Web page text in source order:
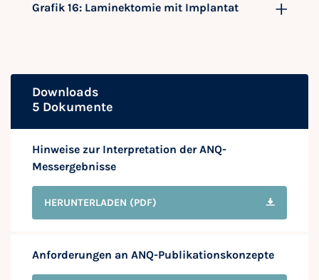
Grafik 16: Laminektomie mit Implantat
Downloads
5 Dokumente
Hinweise zur Interpretation der ANQ-
Messergebnisse
HERUNTERLADEN (PDF)
Anforderungen an ANQ-Publikationskonzepte